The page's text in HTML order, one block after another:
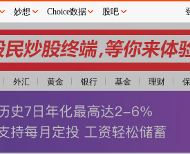
外汇 黄金 银行 基金 理财
妙想 Choice数据 股吧